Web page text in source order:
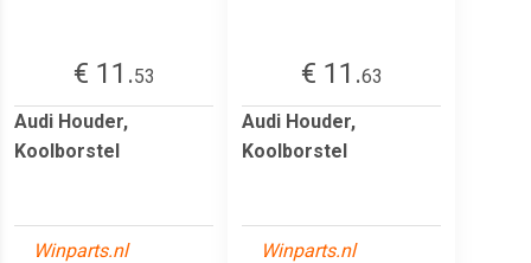
€ 11.53
Audi Houder,
Koolborstel
Winparts.nl
€ 11.63
Audi Houder,
Koolborstel
Winparts.nl